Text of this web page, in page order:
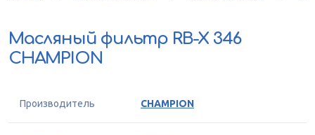
Масляный фильтр RB-X 346
CHAMPION
Производитель CHAMPION